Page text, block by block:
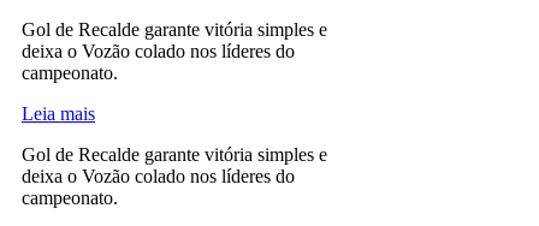
Gol de Recalde garante vitória simples e
deixa o Vozão colado nos líderes do
campeonato.
Leia mais
Gol de Recalde garante vitória simples e
deixa o Vozão colado nos líderes do
campeonato.